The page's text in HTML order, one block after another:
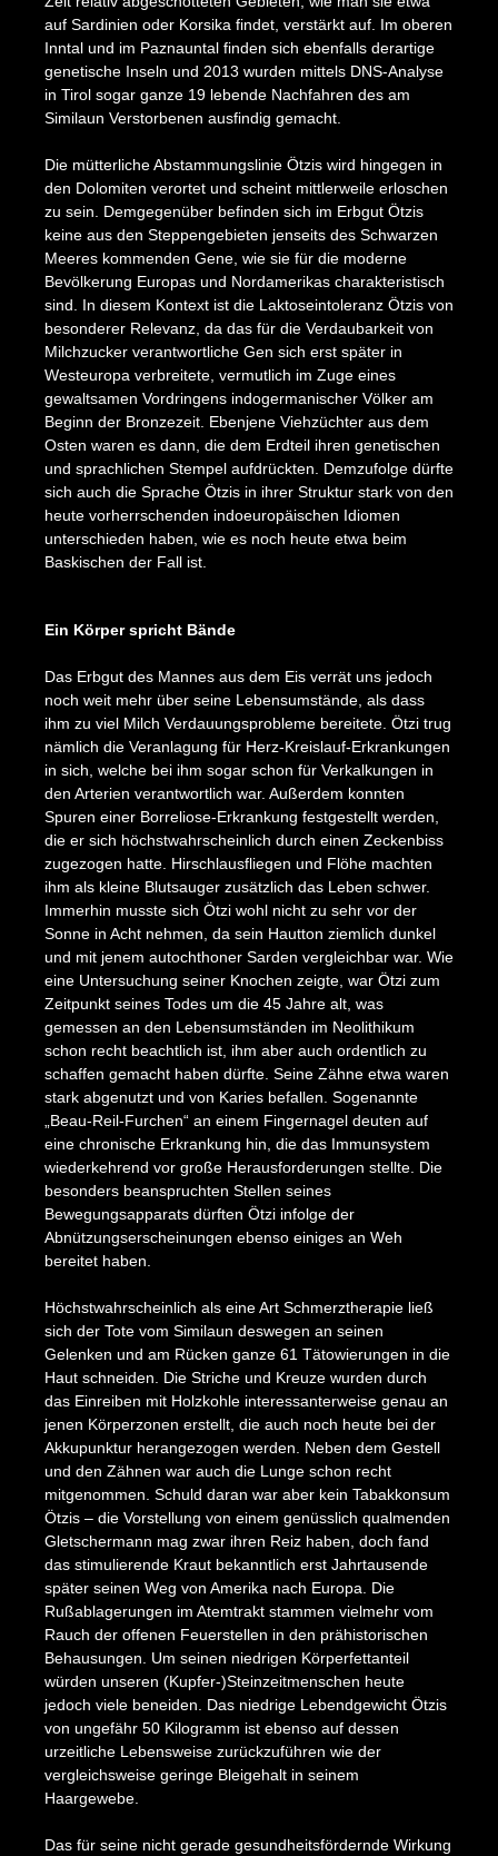
auf Sardinien oder Korsika findet, verstärkt auf. Im oberen
Inntal und im Paznauntal finden sich ebenfalls derartige
genetische Inseln und 2013 wurden mittels DNS-Analyse
in Tirol sogar ganze 19 lebende Nachfahren des am
Similaun Verstorbenen ausfindig gemacht.
Die mütterliche Abstammungslinie Ötzis wird hingegen in
den Dolomiten verortet und scheint mittlerweile erloschen
zu sein. Demgegenüber befinden sich im Erbgut Ötzis
keine aus den Steppengebieten jenseits des Schwarzen
Meeres kommenden Gene, wie sie für die moderne
Bevölkerung Europas und Nordamerikas charakteristisch
sind. In diesem Kontext ist die Laktoseintoleranz Ötzis von
besonderer Relevanz, da das für die Verdaubarkeit von
Milchzucker verantwortliche Gen sich erst später in
Westeuropa verbreitete, vermutlich im Zuge eines
gewaltsamen Vordringens indogermanischer Völker am
Beginn der Bronzezeit. Ebenjene Viehzüchter aus dem
Osten waren es dann, die dem Erdteil ihren genetischen
und sprachlichen Stempel aufdrückten. Demzufolge dürfte
sich auch die Sprache Ötzis in ihrer Struktur stark von den
heute vorherrschenden indoeuropäischen Idiomen
unterschieden haben, wie es noch heute etwa beim
Baskischen der Fall ist.
Ein Körper spricht Bände
Das Erbgut des Mannes aus dem Eis verrät uns jedoch
noch weit mehr über seine Lebensumstände, als dass
ihm zu viel Milch Verdauungsprobleme bereitete. Ötzi trug
nämlich die Veranlagung für Herz-Kreislauf-Erkrankungen
in sich, welche bei ihm sogar schon für Verkalkungen in
den Arterien verantwortlich war. Außerdem konnten
Spuren einer Borreliose-Erkrankung festgestellt werden,
die er sich höchstwahrscheinlich durch einen Zeckenbiss
zugezogen hatte. Hirschlausfliegen und Flöhe machten
ihm als kleine Blutsauger zusätzlich das Leben schwer.
Immerhin musste sich Ötzi wohl nicht zu sehr vor der
Sonne in Acht nehmen, da sein Hautton ziemlich dunkel
und mit jenem autochthoner Sarden vergleichbar war. Wie
eine Untersuchung seiner Knochen zeigte, war Ötzi zum
Zeitpunkt seines Todes um die 45 Jahre alt, was
gemessen an den Lebensumständen im Neolithikum
schon recht beachtlich ist, ihm aber auch ordentlich zu
schaffen gemacht haben dürfte. Seine Zähne etwa waren
stark abgenutzt und von Karies befallen. Sogenannte
„Beau-Reil-Furchen“ an einem Fingernagel deuten auf
eine chronische Erkrankung hin, die das Immunsystem
wiederkehrend vor große Herausforderungen stellte. Die
besonders beanspruchten Stellen seines
Bewegungsapparats dürften Ötzi infolge der
Abnützungserscheinungen ebenso einiges an Weh
bereitet haben.
Höchstwahrscheinlich als eine Art Schmerztherapie ließ
sich der Tote vom Similaun deswegen an seinen
Gelenken und am Rücken ganze 61 Tätowierungen in die
Haut schneiden. Die Striche und Kreuze wurden durch
das Einreiben mit Holzkohle interessanterweise genau an
jenen Körperzonen erstellt, die auch noch heute bei der
Akkupunktur herangezogen werden. Neben dem Gestell
und den Zähnen war auch die Lunge schon recht
mitgenommen. Schuld daran war aber kein Tabakkonsum
Ötzis – die Vorstellung von einem genüsslich qualmenden
Gletschermann mag zwar ihren Reiz haben, doch fand
das stimulierende Kraut bekanntlich erst Jahrtausende
später seinen Weg von Amerika nach Europa. Die
Rußablagerungen im Atemtrakt stammen vielmehr vom
Rauch der offenen Feuerstellen in den prähistorischen
Behausungen. Um seinen niedrigen Körperfettanteil
würden unseren (Kupfer-)Steinzeitmenschen heute
jedoch viele beneiden. Das niedrige Lebendgewicht Ötzis
von ungefähr 50 Kilogramm ist ebenso auf dessen
urzeitliche Lebensweise zurückzuführen wie der
vergleichsweise geringe Bleigehalt in seinem
Haargewebe.
Das für seine nicht gerade gesundheitsfördernde Wirkung